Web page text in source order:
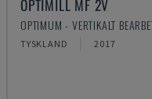
OPTIMILL MF 2V
OPTIMUM - VERTIKALT
TYSKLAND 2017